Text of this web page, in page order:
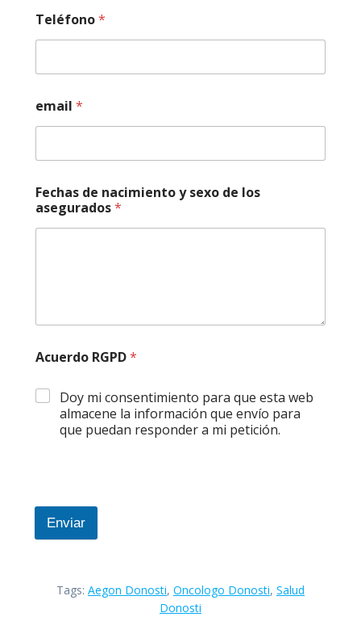
Teléfono*
email *
Fechas de nacimiento y sexo de los
asegurados*
Acuerdo RGPD*
Doy mi consentimiento para que esta web
almacene la información que envío para
que puedan responder a mi petición.
Enviar
Tags: Aegon Donosti, Oncologo Donosti, Salud
Donosti